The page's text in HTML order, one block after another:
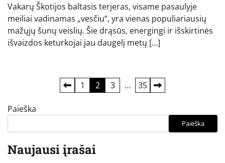
Vakarų Škotijos baltasis terjeras, visame pasaulyje
meiliai vadinamas „vesčiu“, yra vienas populiariausių
mažųjų šunų veislių. Šie drąsūs, energingi ir išskirtinės
išvaizdos keturkojai jau daugelį metų […]
puslapiavimas
1 2 3 … 35
Paieška
Paieška
Naujausi įrašai